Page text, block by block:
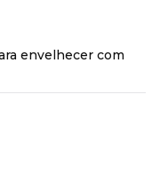
envelhecer com